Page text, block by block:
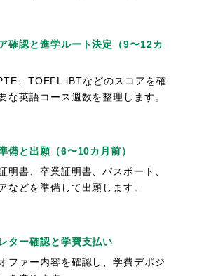
確認と進学ルート決定（9〜12カ
、TOEFL iBTなどのスコアを確
な英語コース週数を整理します。
備と出願（6〜10カ月前）
明書、卒業証明書、パスポート、
などを準備して出願します。
ター確認と学費支払い
ファー内容を確認し、学費デポジ